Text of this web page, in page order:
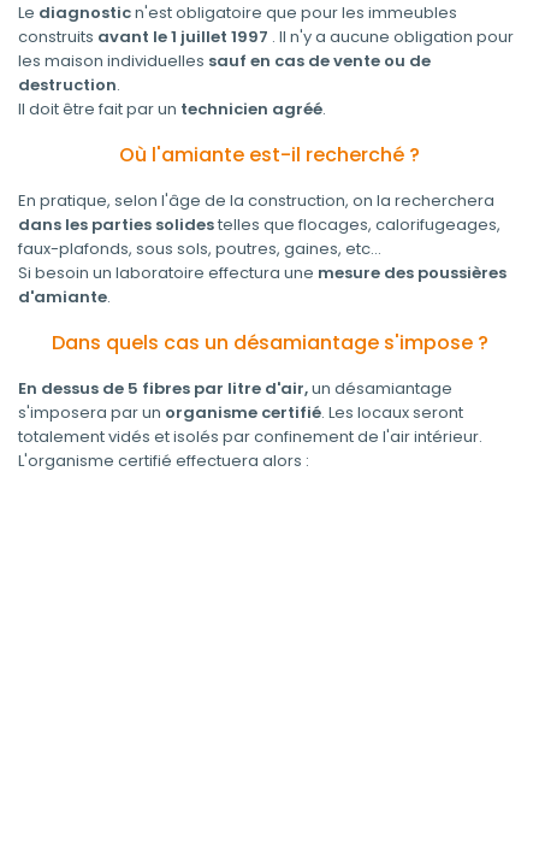
Le diagnosticn'est obligatoire que pour les immeubles
construits avant le 1 juillet 1997 . Il n'y a aucune obligation pour
les maison individuelles sauf en cas de vente ou de
destruction.
Il doit être fait par un technicien agréé.
Où l'amiante est-il recherché ?
En pratique, selon l'âge de la construction, on la recherchera
dans les parties solidestelles que flocages, calorifugeages,
faux-plafonds, sous sols, poutres, gaines, etc...
Si besoin un laboratoire effectura une mesure des poussières
d'amiante.
Dans quels cas un désamiantage s'impose ?
En dessus de 5 fibres par litre d'air,un désamiantage
s'imposera par un organisme certifié. Les locaux seront
totalement vidés et isolés par confinement de l'air intérieur.
L'organisme certifié effectuera alors :